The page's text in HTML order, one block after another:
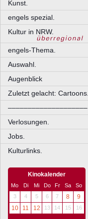
Kunst.
engels spezial.
Kultur in NRW.
engels-Thema.
Auswahl.
Augenblick
Zuletzt gelacht: Cartoons.
––––––––––––––––––––
Verlosungen.
Jobs.
Kulturlinks.
Kinokalender
Mo Di Mi Do Fr Sa
So
3
4 5 6 7 8
9
10
11 12 13 14 15 16